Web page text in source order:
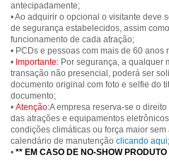
antecipadamente;
• Ao adquirir o opcional o visitante deve
de segurança estabelecidos, assim
funcionamento de cada atração;
• PCDs e pessoas com mais de 60
• Importante: Por segurança, a qualquer
transação não presencial, poderá ser
documento original com foto e selfie do
documento;
• Atenção:A empresa reserva-se o
das atrações e equipamentos
condições climáticas ou força maior
calendário de manutenção clicando aqui;
• ** EM CASO DE NO-SHOW